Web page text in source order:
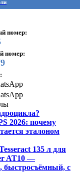
номер:
номер:
2026: почему
эталоном
135 л для
AT10 —
быстросъёмный, с